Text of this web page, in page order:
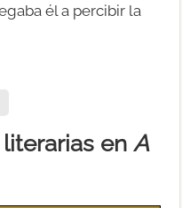
él a percibir la
literarias enA